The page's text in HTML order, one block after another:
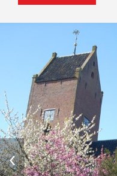
Contact
Vaktaal
‹